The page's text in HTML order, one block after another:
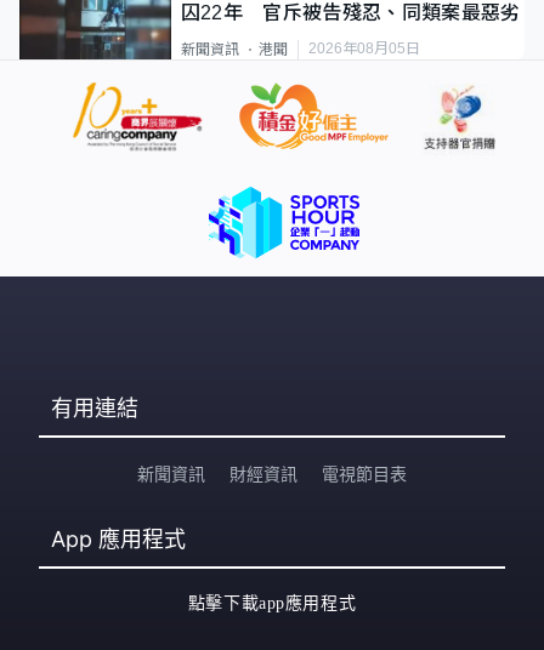
囚22年 官斥被告殘忍、同類案最惡劣
新聞資訊 港聞 2026年08月05日
有用連結
新聞資訊 財經資訊 電視節目表
App 應用程式
點擊下載app應用程式